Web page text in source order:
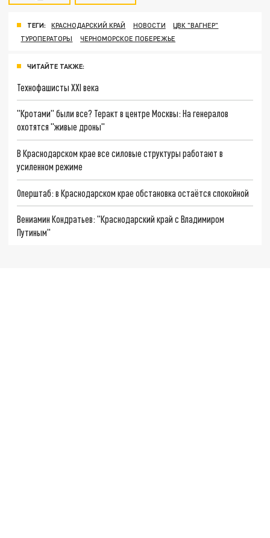
ТЕГИ: КРАСНОДАРСКИЙ КРАЙ НОВОСТИ
ЦВК "ВАГНЕР"
ТУРОПЕРАТОРЫ
ЧЕРНОМОРСКОЕ ПОБЕРЕЖЬЕ
ЧИТАЙТЕ ТАКЖЕ:
Технофашисты XXI века
"Кротами" были все? Теракт в центре Москвы: На генералов
охотятся "живые дроны"
В Краснодарском крае все силовые структуры работают в
усиленном режиме
Оперштаб: в Краснодарском крае обстановка остаётся спокойной
Вениамин Кондратьев: "Краснодарский край с Владимиром
Путиным"